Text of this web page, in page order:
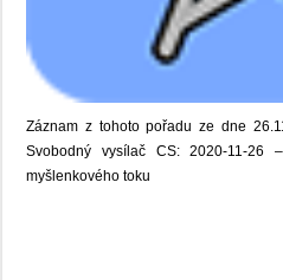
Záznam z tohoto pořadu ze dne
Svobodný vysílač CS: 2020-11-26 –
myšlenkového toku